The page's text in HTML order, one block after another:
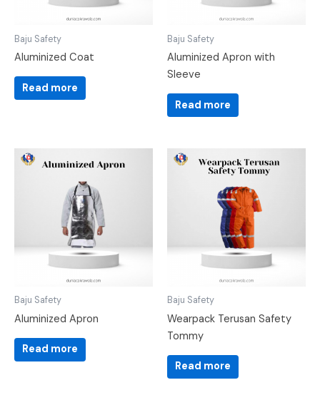
Baju Safety
Aluminized Coat
Read more
Baju Safety
Aluminized Apron with
Sleeve
Read more
Baju Safety
Aluminized Apron
Read more
Baju Safety
Wearpack Terusan Safety
Tommy
Read more